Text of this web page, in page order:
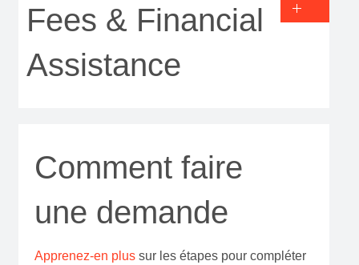
Fees & Financial
Assistance
Comment faire
une demande
Apprenez-en plussur les étapes pour compléter